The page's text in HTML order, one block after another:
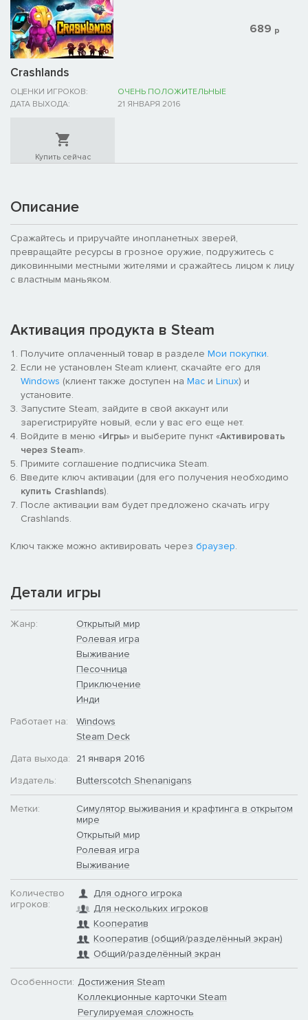
Crashlands
ОЦЕНКИ ИГРОКОВ:
ОЧЕНЬ ПОЛОЖИТЕЛЬНЫЕ
ДАТА ВЫХОДА:
21 ЯНВАРЯ 2016
689 р
Купить сейчас
Описание
Сражайтесь и приручайте инопланетных зверей,
превращайте ресурсы в грозное оружие, подружитесь с
диковинными местными жителями и сражайтесь лицом к лицу
с властным маньяком.
Активация продукта в Steam
Получите оплаченный товар в разделе Мои покупки.
Если не установлен Steam клиент, скачайте его для
Windows (клиент также доступен на Mac и Linux) и
установите.
Запустите Steam, зайдите в свой аккаунт или
зарегистрируйте новый, если у вас его еще нет.
Войдите в меню «Игры» и выберите пункт «Активировать
через Steam».
Примите соглашение подписчика Steam.
Введите ключ активации (для его получения необходимо
купить Crashlands).
После активации вам будет предложено скачать игру
Crashlands.
Ключ также можно активировать через браузер.
Детали игры
Жанр:
Открытый мир
Ролевая игра
Выживание
Песочница
Приключение
Инди
Работает на:
Windows
Steam Deck
Дата выхода:
21 января 2016
Издатель:
Butterscotch Shenanigans
Метки:
Симулятор выживания и крафтинга в открытом
мире
Открытый мир
Ролевая игра
Выживание
Количество
игроков:
Для одного игрока
Для нескольких игроков
Кооператив
Кооператив (общий/разделённый экран)
Общий/разделённый экран
Особенности: Достижения Steam
Коллекционные карточки Steam
Регулируемая сложность